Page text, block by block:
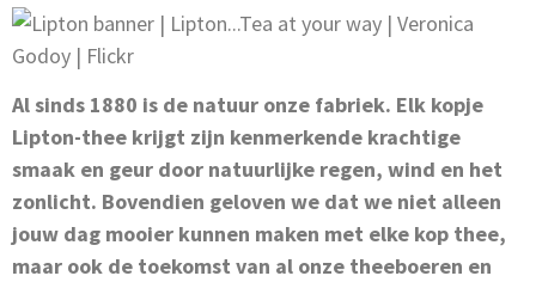
Al sinds 1880 is de natuur onze fabriek. Elk kopje
Lipton-thee krijgt zijn kenmerkende krachtige
smaak en geur door natuurlijke regen, wind en het
zonlicht. Bovendien geloven we dat we niet alleen
jouw dag mooier kunnen maken met elke kop thee,
maar ook de toekomst van al onze theeboeren en